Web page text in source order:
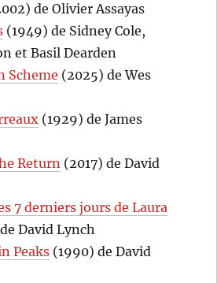
de Olivier Assayas
(1949) de Sidney Cole,
et Basil Dearden
Scheme (2025) de Wes
(1929) de James
Return (2017) de David
7 derniers jours de Laura
David Lynch
Peaks (1990) de David